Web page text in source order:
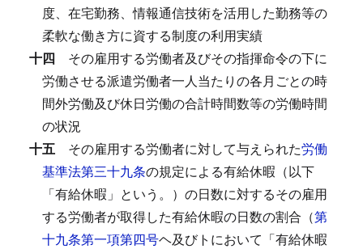
度、在宅勤務、情報通信技術を活用した勤務等の
柔軟な働き方に資する制度の利用実績
十四 その雇用する労働者及びその指揮命令の下に
労働させる派遣労働者一人当たりの各月ごとの時
間外労働及び休日労働の合計時間数等の労働時間
の状況
十五 その雇用する労働者に対して与えられた労働
基準法第三十九条の規定による有給休暇（以下
「有給休暇」という。）の日数に対するその雇用
する労働者が取得した有給休暇の日数の割合（第
十九条第一項第四号ヘ及びトにおいて「有給休暇